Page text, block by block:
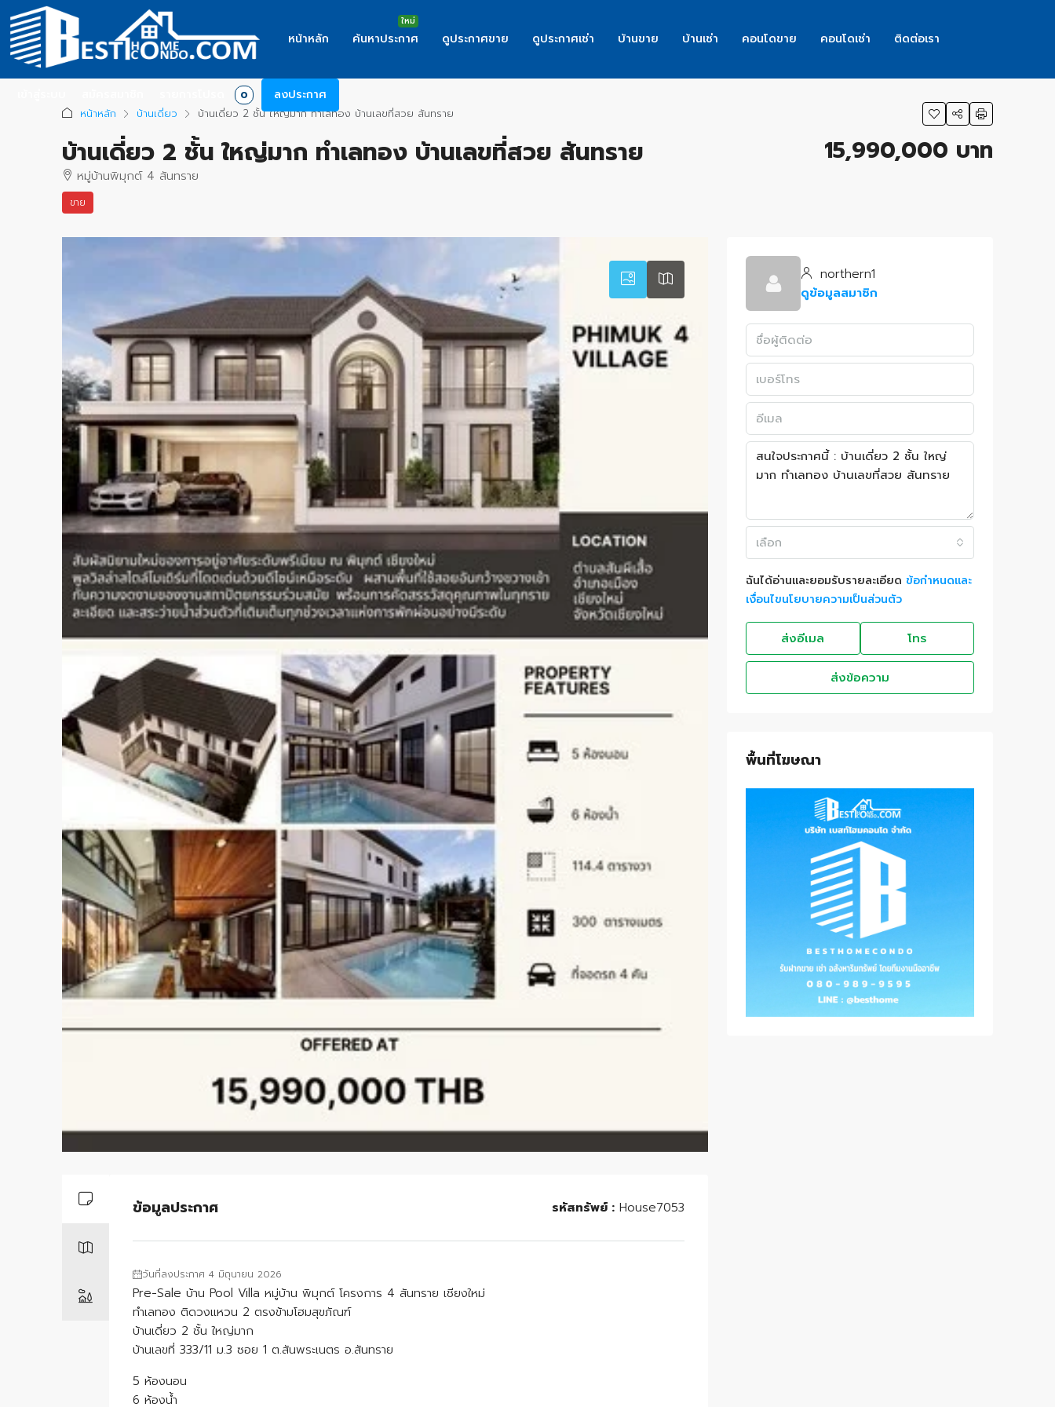
หน้าหลัก ค้นหาประกาศ ดูประกาศขาย ดูประกาศเช่า บ้านขาย บ้านเช่า คอนโดขาย คอนโดเช่า ติดต่อเรา
0 ลงประกาศ
หน้าหลัก บ้านเดี่ยว บ้านเดี่ยว 2 ชั้น ใหญ่มาก ทำเลทอง บ้านเลขที่สวย สันทราย
บ้านเดี่ยว 2 ชั้น ใหญ่มาก ทำเลทอง บ้านเลขที่สวย สันทราย
หมู่บ้านพิมุกต์ 4 สันทราย
ขาย
15,990,000 บาท
ข้อมูลประกาศ รหัสทรัพย์ : House7053
วันที่ลงประกาศ 4 มิถุนายน 2026
Pre-Sale บ้าน Pool Villa หมู่บ้าน พิมุกต์ โครงการ 4 สันทราย เชียงใหม่
ทำเลทอง ติดวงแหวน 2 ตรงข้ามโฮมสุขภัณฑ์
บ้านเดี่ยว 2 ชั้น ใหญ่มาก
บ้านเลขที่ 333/11 ม.3 ซอย 1 ต.สันพระเนตร อ.สันทราย
5 ห้องนอน
6 ห้องน้ำ
northern1
ดูข้อมูลสมาชิก
เลือก
ฉันได้อ่านและยอมรับรายละเอียด ข้อกำหนดและ
เงื่อนไขนโยบายความเป็นส่วนตัว
ส่งอีเมล โทร
ส่งข้อความ
พื้นที่โฆษณา